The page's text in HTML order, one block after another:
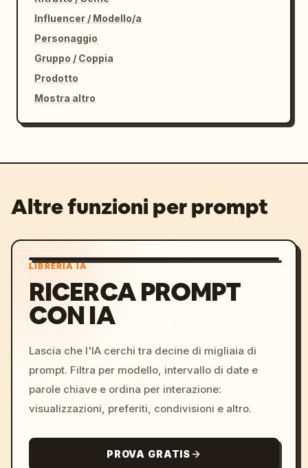
Influencer / Modello/a
Personaggio
Gruppo / Coppia
Prodotto
Mostra altro
Altre funzioni per prompt
LIBRERIA IA
RICERCA PROMPT
CON IA
Lascia che l'IA cerchi tra decine di migliaia di
prompt. Filtra per modello, intervallo di date e
parole chiave e ordina per interazione:
visualizzazioni, preferiti, condivisioni e altro.
PROVA GRATIS